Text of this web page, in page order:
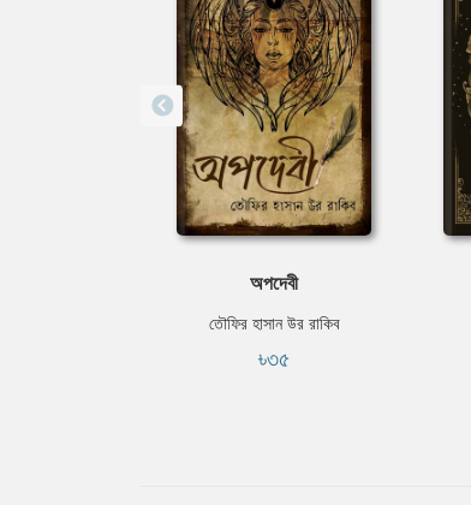
অপদেবী
তৌফির হাসান উর রাকিব
৳৩৫